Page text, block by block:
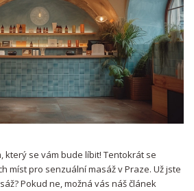
který se vám bude líbit! Tentokrát se
míst pro senzuální masáž v Praze. Už jste
Pokud ne, možná vás náš článek